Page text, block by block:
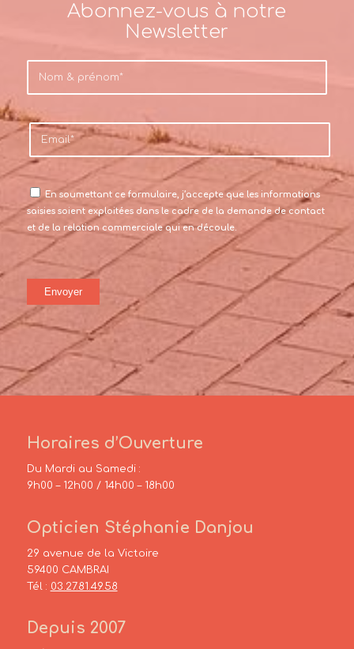
Abonnez-vous à notre
Newsletter
En soumettant ce formulaire, j’accepte que les informations
saisies soient exploitées dans le cadre de la demande de contact
et de la relation commerciale qui en découle.
Horaires d’Ouverture
Du Mardi au Samedi :
9h00 – 12h00 / 14h00 – 18h00
Opticien Stéphanie Danjou
29 avenue de la Victoire
59400 CAMBRAI
Tél : 03.27.81.49.58
Depuis 2007